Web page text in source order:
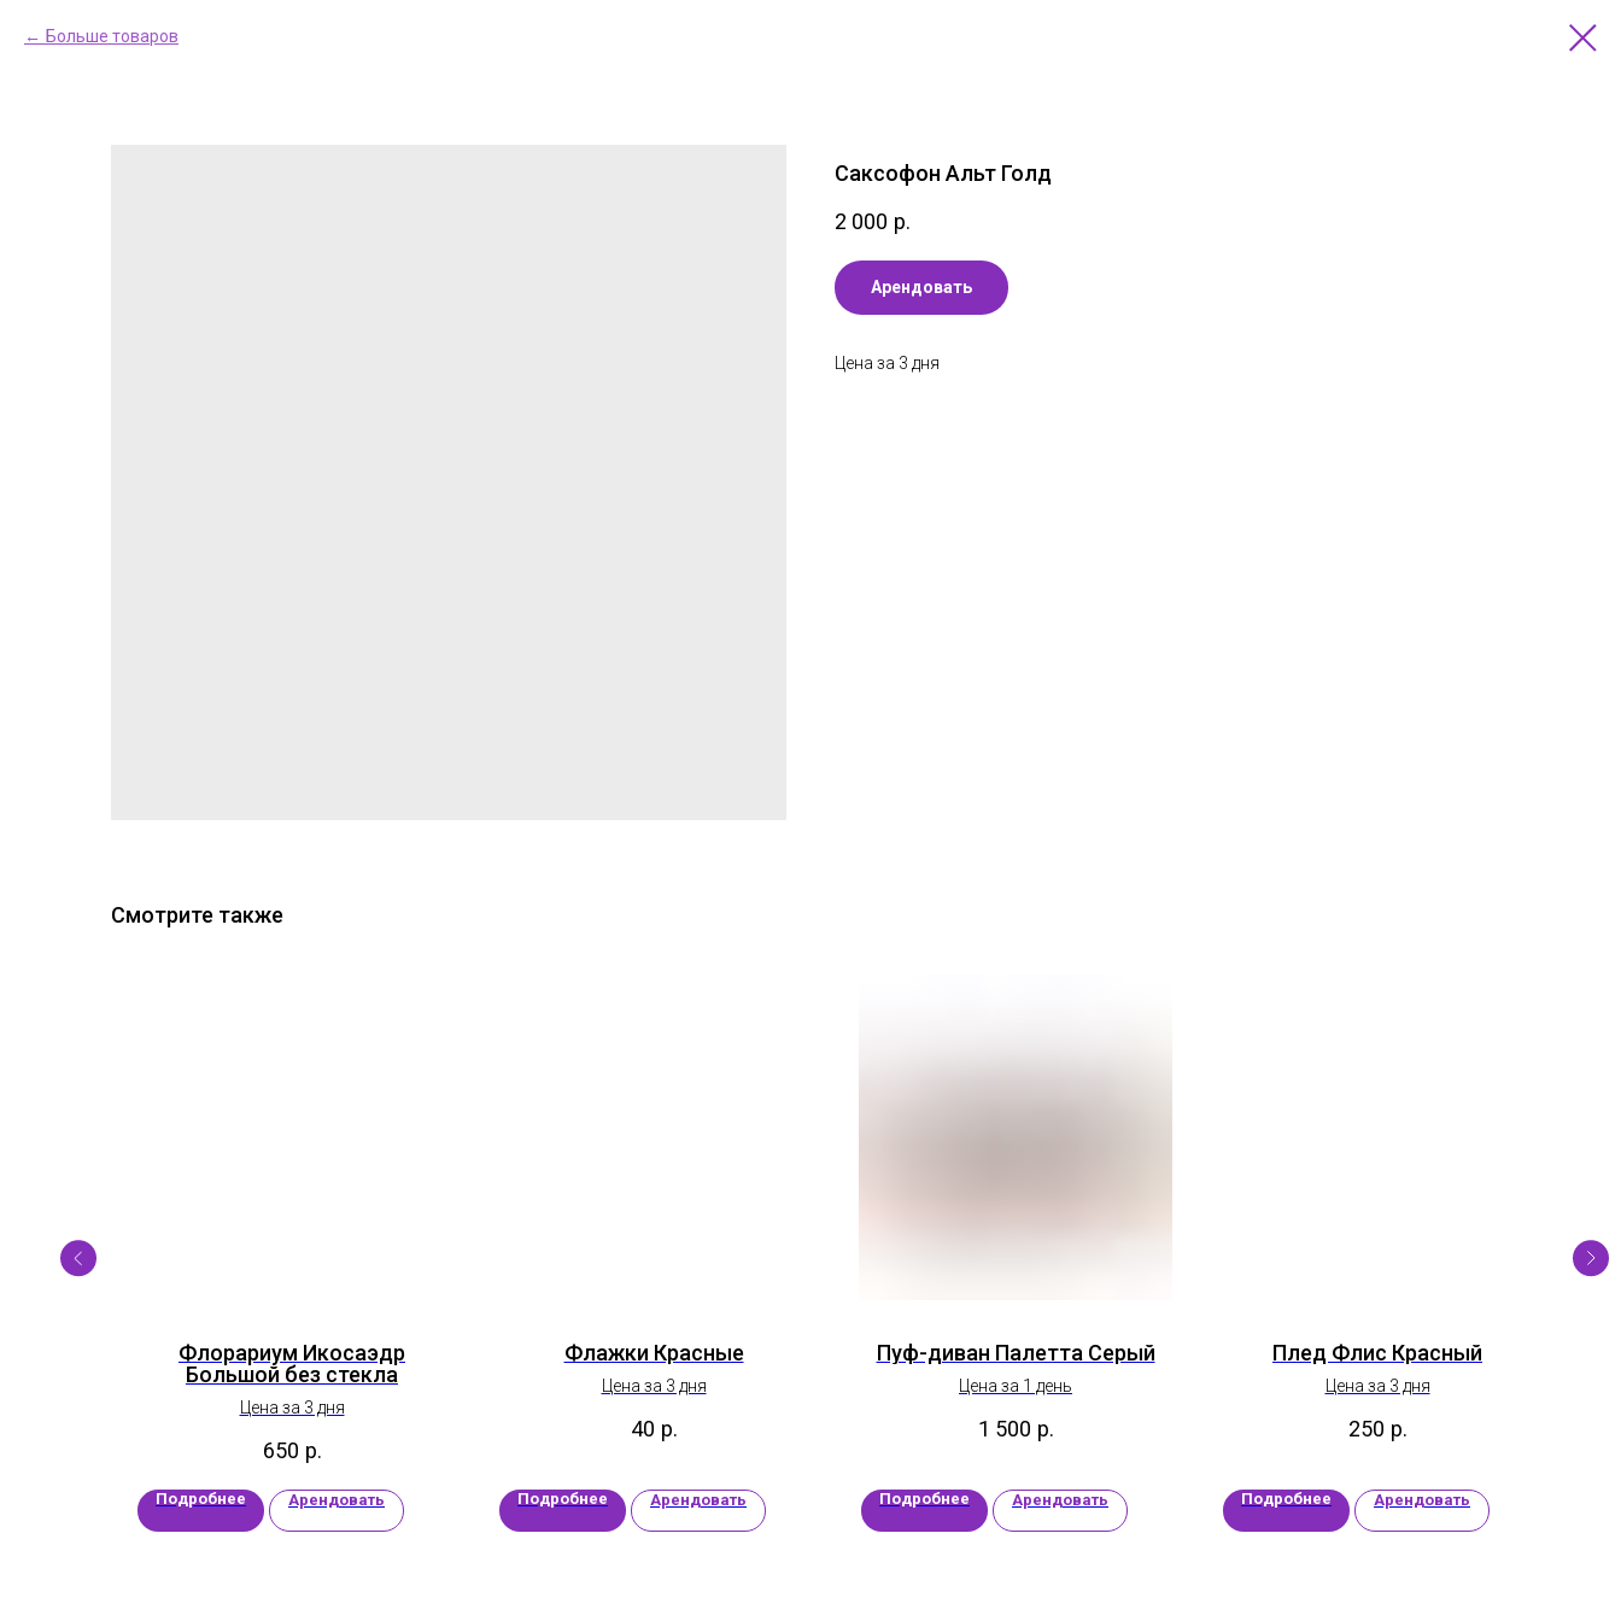
Больше товаров
Саксофон Альт Голд
2 000 р.
Арендовать
Цена за 3 дня
Смотрите также
Флорариум Икосаэдр
Большой без стекла
Цена за 3 дня
650 р.
Подробнее Арендовать
Флажки Красные
Цена за 3 дня
40 р.
Подробнее Арендовать
Пуф-диван Палетта Серый
Цена за 1 день
1 500 р.
Подробнее Арендовать
Плед Флис Красный
Цена за 3 дня
250 р.
Подробнее Арендовать